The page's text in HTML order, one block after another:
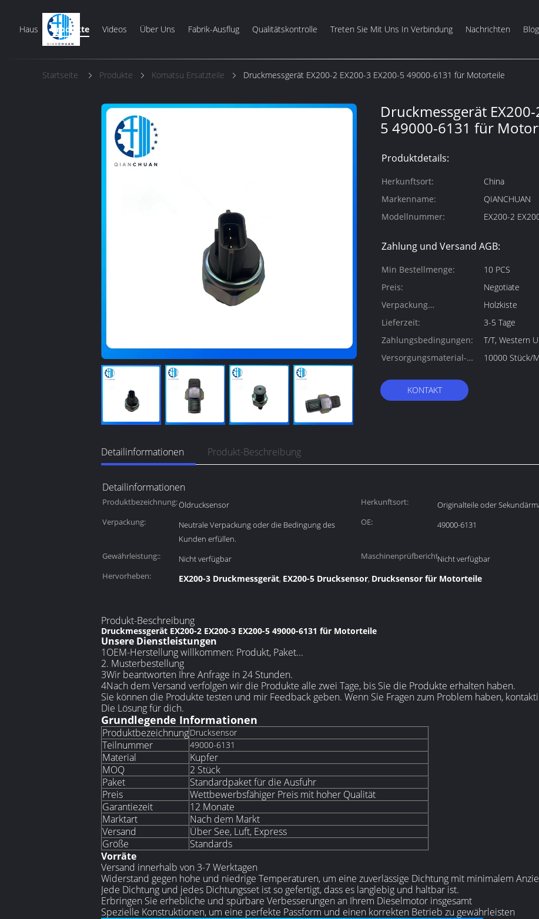
Haus Produkte Videos Über Uns Fabrik-Ausflug Qualitätskontrolle Treten Sie Mit Uns In Verbindung Nachrichten Blog
Startseite Produkte Komatsu Ersatzteile Druckmessgerät EX200-2 EX200-3 EX200-5 49000-6131 für Motorteile
Druckmessgerät
5 49000-6131 für
Produktdetails:
Herkunftsort:
China
Markenname:
QIANCHUAN
Modellnummer:
EX200-2
Zahlung und Versand AGB:
Min Bestellmenge:
10 PCS
Preis:
Negotiate
Verpackung
Informationen:
Holzkiste
Lieferzeit:
3-5 Tage
Zahlungsbedingungen:
T/T, Western
Versorgungsmaterial-
10000 Stück/
KONTAKT
Detailinformationen Produkt-Beschreibung
Detailinformationen
Produktbezeichnung:Öldrucksensor Herkunftsort:
Originalteile oder
Verpackung:
Neutrale Verpackung oder die Bedingung des
Kunden erfüllen.
OE: 49000-6131
Gewährleistung:: Nicht verfügbar Maschinenprüfbericht::Nicht verfügbar
Hervorheben:
EX200-3 Druckmessgerät, EX200-5 Drucksensor, Drucksensor für Motorteile
Produkt-Beschreibung
Druckmessgerät EX200-2 EX200-3 EX200-5 49000-6131 für Motorteile
Unsere Dienstleistungen
1OEM-Herstellung willkommen: Produkt, Paket...
2. Musterbestellung
3Wir beantworten Ihre Anfrage in 24 Stunden.
4Nach dem Versand verfolgen wir die Produkte alle zwei Tage, bis Sie die Produkte erhalten haben.
Sie können die Produkte testen und mir Feedback geben. Wenn Sie Fragen zum Problem haben,
Die Lösung für dich.
Grundlegende Informationen
ProduktbezeichnungDrucksensor
Teilnummer 49000-6131
Material
Kupfer
MOQ
2 Stück
Paket
Standardpaket für die Ausfuhr
Preis
Wettbewerbsfähiger Preis mit hoher Qualität
Garantiezeit
12 Monate
Marktart
Nach dem Markt
Versand
Über See, Luft, Express
Größe
Standards
Vorräte
Versand innerhalb von 3-7 Werktagen
Widerstand gegen hohe und niedrige Temperaturen, um eine zuverlässige Dichtung mit minimalem
Jede Dichtung und jedes Dichtungsset ist so gefertigt, dass es langlebig und haltbar ist.
Erbringen Sie erhebliche und spürbare Verbesserungen an Ihrem Dieselmotor insgesamt
Spezielle Konstruktionen, um eine perfekte Passform und einen korrekten Betrieb zu gewährleisten